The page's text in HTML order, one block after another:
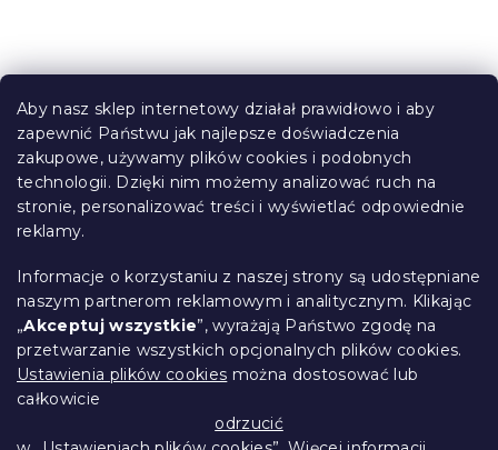
Aby nasz sklep internetowy działał prawidłowo i aby
zapewnić Państwu jak najlepsze doświadczenia
zakupowe, używamy plików cookies i podobnych
technologii. Dzięki nim możemy analizować ruch na
stronie, personalizować treści i wyświetlać odpowiednie
reklamy.
Informacje o korzystaniu z naszej strony są udostępniane
naszym partnerom reklamowym i analitycznym. Klikając
„Akceptuj wszystkie”, wyrażają Państwo zgodę na
przetwarzanie wszystkich opcjonalnych plików cookies.
Ustawienia plików cookies można dostosować lub
całkowicie
odrzucić
k
l
i
s
t
y
S
Informacje dla Ciebie
Śledzenie zamówienia
Opcje dostawy
Metody płatności
Reklamacje i zwroty towarów
Kontakt
Regulamin
Ochrona danych osobowych
Kodeks etyczny
Dla partnerów